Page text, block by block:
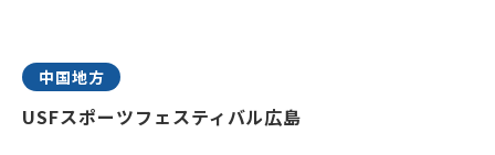
中国地方
USFスポーツフェスティバル広島